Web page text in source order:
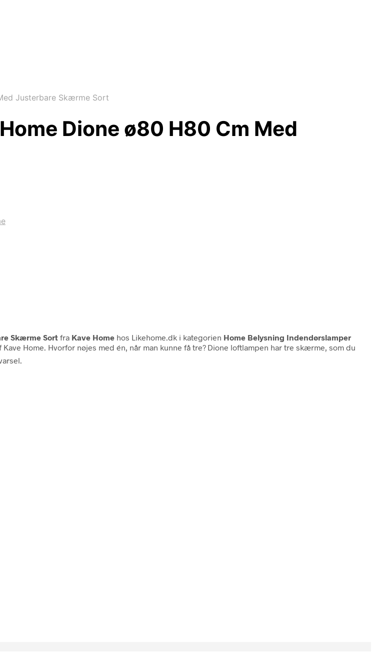
Justerbare Skærme Sort
Dione ø80 H80 Cm Med
Skærme Sort fra Kave Home hos Likehome.dk i kategorien Home Belysning Indendørslamper
af Kave Home. Hvorfor nøjes med én, når man kunne få tre? Dione loftlampen har tre skærme, som du